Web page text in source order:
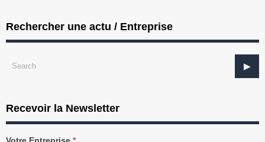
Rechercher une actu / Entreprise
Recevoir la Newsletter
Recevez